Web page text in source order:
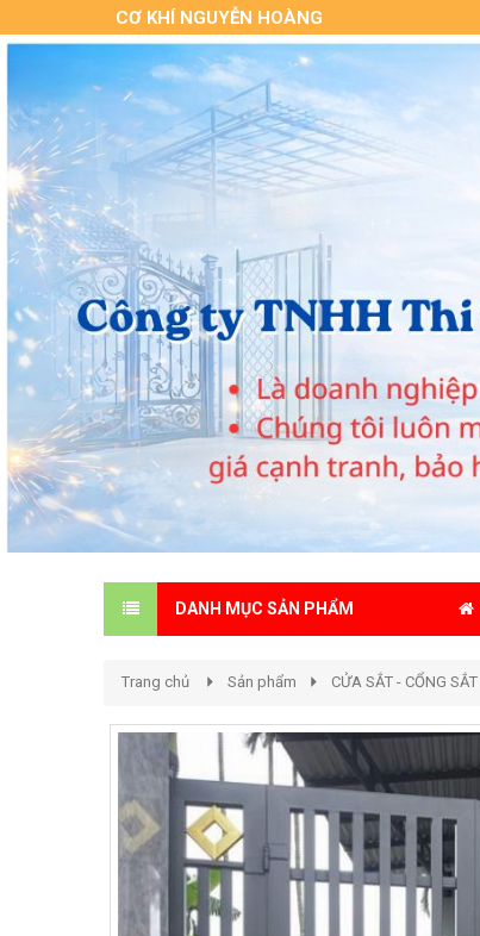
CƠ KHÍ NGUYỄN HOÀNG
DANH MỤC SẢN PHẨM
Trang chủ Sản phẩm CỬA SẮT - CỔNG SẮT